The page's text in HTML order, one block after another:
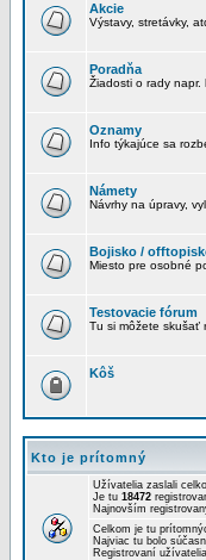
Akcie
Výstavy, stretávky,
Poradňa
Žiadosti o rady
Oznamy
Info týkajúce sa
Námety
Návrhy na úpravy,
Bojisko /
Miesto pre osobné
Testovacie fórum
Tu si môžete skušať
Kôš
Kto je prítomný
Užívatelia zaslali
Je tu 18472
Najnovším
Celkom je tu
Najviac tu bolo
Registrovaní